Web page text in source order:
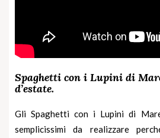
Spaghetti con i Lupini di
d’estate.
Gli Spaghetti con i Lupini di
semplicissimi da realizzare